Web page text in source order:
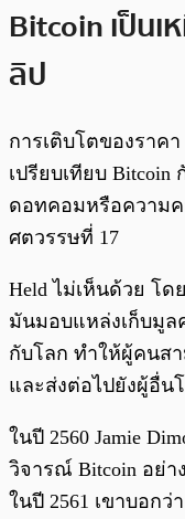
Bitcoin เป็น
ลิป
การเติบโตของราค
เปรียบเทียบ Bitcoin
ดอทคอมหรือความ
ศตวรรษที่ 17
Held ไม่เห็นด้วย โด
มันมอบแหล่งเก็บมูล
กับโลก ทำให้ผู้คนส
และส่งต่อไปยังผู้อื่น
ในปี 2560 Jamie
วิจารณ์ Bitcoin อย่า
ในปี 2561 เขาบอกว่